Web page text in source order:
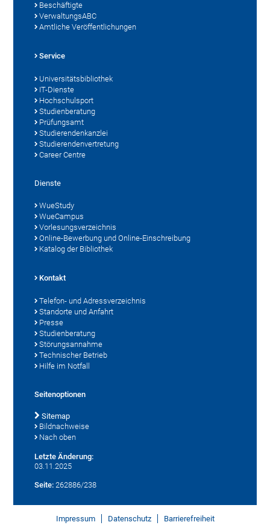
Beschäftigte
VerwaltungsABC
Amtliche Veröffentlichungen
Service
Universitätsbibliothek
IT-Dienste
Hochschulsport
Studienberatung
Prüfungsamt
Studierendenkanzlei
Studierendenvertretung
Career Centre
Dienste
WueStudy
WueCampus
Vorlesungsverzeichnis
Online-Bewerbung und Online-Einschreibung
Katalog der Bibliothek
Kontakt
Telefon- und Adressverzeichnis
Standorte und Anfahrt
Presse
Studienberatung
Störungsannahme
Technischer Betrieb
Hilfe im Notfall
Seitenoptionen
Sitemap
Bildnachweise
Nach oben
Letzte Änderung:
03.11.2025
Seite: 262886/238
Impressum Datenschutz Barrierefreiheit